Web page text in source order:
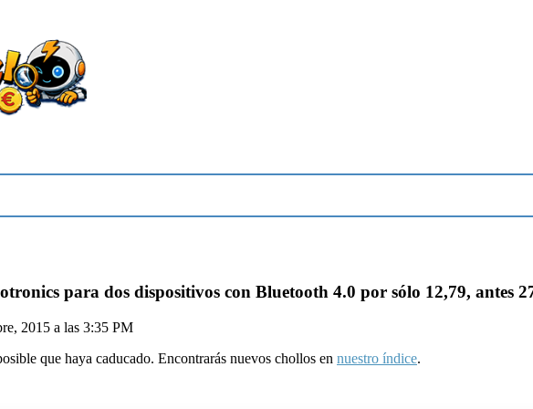
para dos dispositivos con Bluetooth 4.0 por sólo 12,79, antes
2015 a las 3:35 PM
que haya caducado. Encontrarás nuevos chollos en nuestro índice.